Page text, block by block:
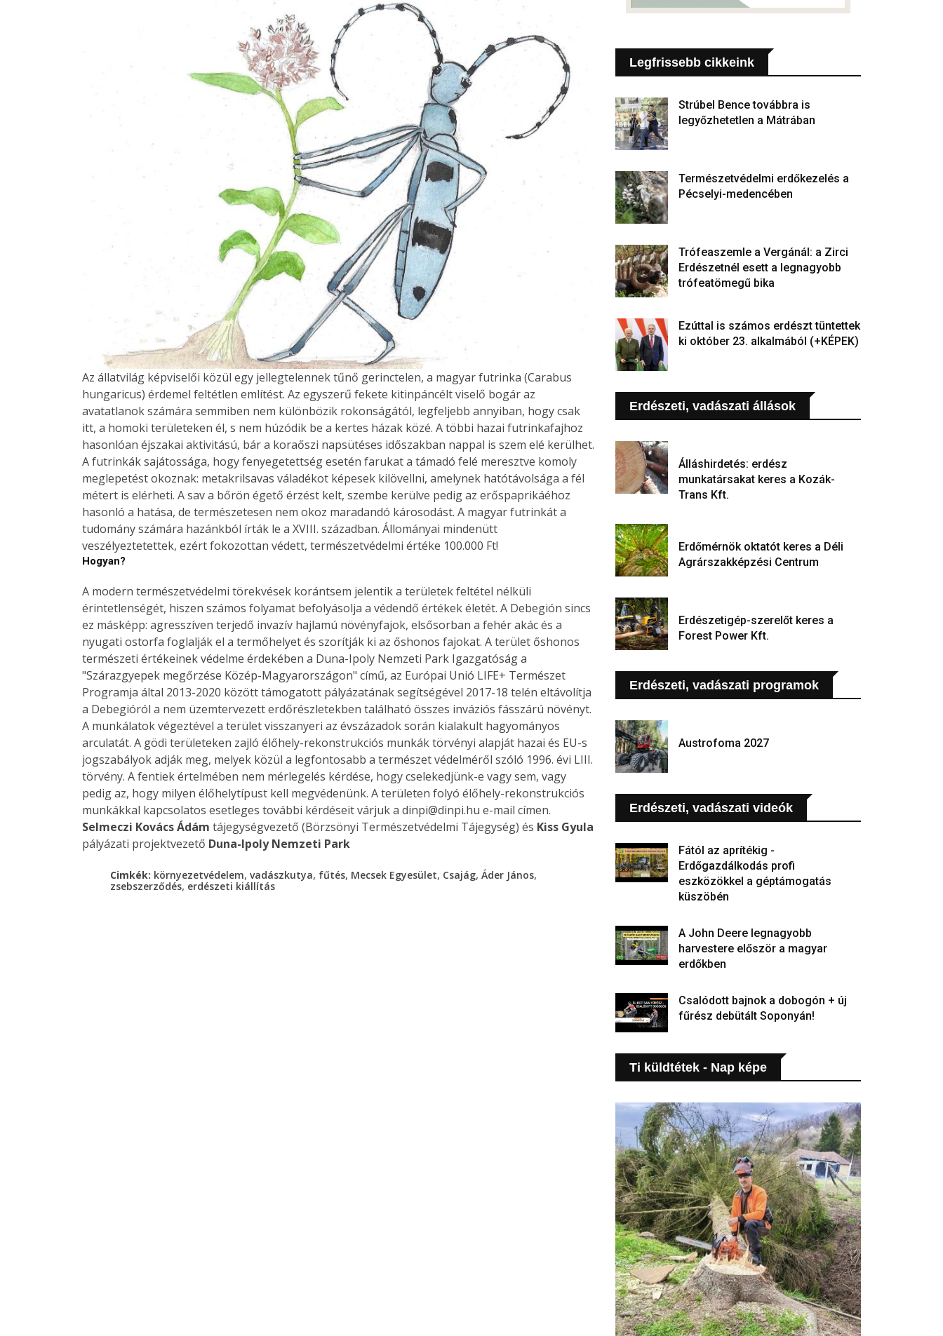
Az állatvilág képviselői közül egy jellegtelennek tűnő gerinctelen, a magyar futrinka (Carabus
hungaricus) érdemel feltétlen említést. Az egyszerű fekete kitinpáncélt viselő bogár az
avatatlanok számára semmiben nem különbözik rokonságától, legfeljebb annyiban, hogy csak
itt, a homoki területeken él, s nem húzódik be a kertes házak közé. A többi hazai futrinkafajhoz
hasonlóan éjszakai aktivitású, bár a koraőszi napsütéses időszakban nappal is szem elé kerülhet.
A futrinkák sajátossága, hogy fenyegetettség esetén farukat a támadó felé meresztve komoly
meglepetést okoznak: metakrilsavas váladékot képesek kilövellni, amelynek hatótávolsága a fél
métert is elérheti. A sav a bőrön égető érzést kelt, szembe kerülve pedig az erőspaprikáéhoz
hasonló a hatása, de természetesen nem okoz maradandó károsodást. A magyar futrinkát a
tudomány számára hazánkból írták le a XVIII. században. Állományai mindenütt
veszélyeztetettek, ezért fokozottan védett, természetvédelmi értéke 100.000 Ft!
Hogyan?
A modern természetvédelmi törekvések korántsem jelentik a területek feltétel nélküli
érintetlenségét, hiszen számos folyamat befolyásolja a védendő értékek életét. A Debegión sincs
ez másképp: agresszíven terjedő invazív hajlamú növényfajok, elsősorban a fehér akác és a
nyugati ostorfa foglalják el a termőhelyet és szorítják ki az őshonos fajokat. A terület őshonos
természeti értékeinek védelme érdekében a Duna-Ipoly Nemzeti Park Igazgatóság a
"Szárazgyepek megőrzése Közép-Magyarországon" című, az Európai Unió LIFE+ Természet
Programja által 2013-2020 között támogatott pályázatának segítségével 2017-18 telén eltávolítja
a Debegióról a nem üzemtervezett erdőrészletekben található összes inváziós fásszárú növényt.
A munkálatok végeztével a terület visszanyeri az évszázadok során kialakult hagyományos
arculatát. A gödi területeken zajló élőhely-rekonstrukciós munkák törvényi alapját hazai és EU-s
jogszabályok adják meg, melyek közül a legfontosabb a természet védelméről szóló 1996. évi LIII.
törvény. A fentiek értelmében nem mérlegelés kérdése, hogy cselekedjünk-e vagy sem, vagy
pedig az, hogy milyen élőhelytípust kell megvédenünk. A területen folyó élőhely-rekonstrukciós
munkákkal kapcsolatos esetleges további kérdéseit várjuk a dinpi@dinpi.hu e-mail címen.
Selmeczi Kovács Ádám tájegységvezető (Börzsönyi Természetvédelmi Tájegység) és Kiss Gyula
pályázati projektvezető Duna-Ipoly Nemzeti Park
Cimkék: környezetvédelem, vadászkutya, fűtés, Mecsek Egyesület, Csajág, Áder János,
zsebszerződés, erdészeti kiállítás
Legfrissebb cikkeink
Strúbel Bence továbbra is
legyőzhetetlen a Mátrában
Természetvédelmi erdőkezelés a
Pécselyi-medencében
Trófeaszemle a Vergánál: a Zirci
Erdészetnél esett a legnagyobb
trófeatömegű bika
Ezúttal is számos erdészt tüntettek
ki október 23. alkalmából (+KÉPEK)
Erdészeti, vadászati állások
Álláshirdetés: erdész
munkatársakat keres a Kozák-
Trans Kft.
Erdőmérnök oktatót keres a Déli
Agrárszakképzési Centrum
Erdészetigép-szerelőt keres a
Forest Power Kft.
Erdészeti, vadászati programok
Austrofoma 2027
Erdészeti, vadászati videók
Fától az aprítékig -
Erdőgazdálkodás profi
eszközökkel a géptámogatás
küszöbén
A John Deere legnagyobb
harvestere először a magyar
erdőkben
Csalódott bajnok a dobogón + új
fűrész debütált Soponyán!
Ti küldtétek - Nap képe